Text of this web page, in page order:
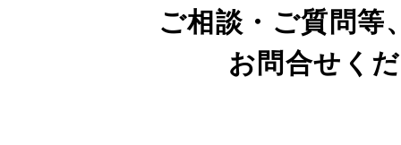
ご相談・ご質問等
お問合せく